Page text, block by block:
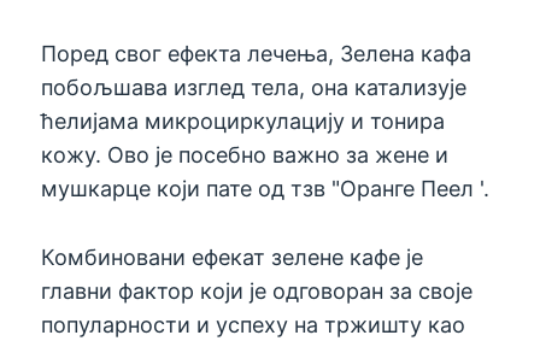
Поред свог ефекта лечења, Зелена кафа
побољшава изглед тела, она катализује
ћелијама микроциркулацију и тонира
кожу. Ово је посебно важно за жене и
мушкарце који пате од тзв "Оранге Пеел '.
Комбиновани ефекат зелене кафе је
главни фактор који је одговоран за своје
популарности и успеху на тржишту као